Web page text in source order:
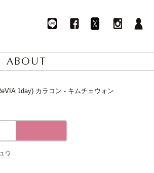
ABOUT
1day) カラコン - キムチェウォン
ウ